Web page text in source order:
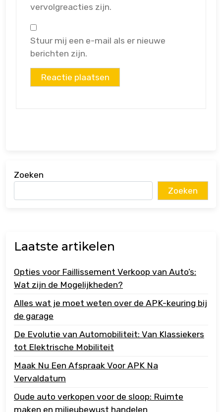
vervolgreacties zijn.
Stuur mij een e-mail als er nieuwe
berichten zijn.
Zoeken
Zoeken
Laatste artikelen
Opties voor Faillissement Verkoop van Auto’s:
Wat zijn de Mogelijkheden?
Alles wat je moet weten over de APK-keuring bij
de garage
De Evolutie van Automobiliteit: Van Klassiekers
tot Elektrische Mobiliteit
Maak Nu Een Afspraak Voor APK Na
Vervaldatum
Oude auto verkopen voor de sloop: Ruimte
maken en milieubewust handelen